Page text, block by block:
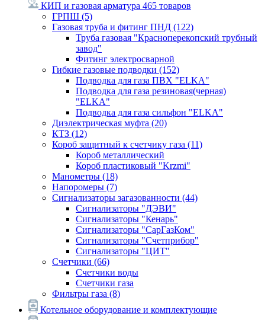
КИП и газовая арматура 465 товаров
ГРПШ (5)
Газовая труба и фитинг ПНД (122)
Труба газовая "Красноперекопский трубный
завод"
Фитинг электросварной
Гибкие газовые подводки (152)
Подводка для газа ПВХ "ELKA"
Подводка для газа резиновая(черная)
"ELKA"
Подводка для газа сильфон "ELKA"
Диэлектрическая муфта (20)
КТЗ (12)
Короб защитный к счетчику газа (11)
Короб металлический
Короб пластиковый "Krzmi"
Манометры (18)
Напоромеры (7)
Сигнализаторы загазованности (44)
Сигнализаторы "ДЭВИ"
Сигнализаторы "Кенарь"
Сигнализаторы "СарГазКом"
Сигнализаторы "Счетприбор"
Сигнализаторы "ЦИТ"
Счетчики (66)
Счетчики воды
Счетчики газа
Фильтры газа (8)
Котельное оборудование и комплектующие